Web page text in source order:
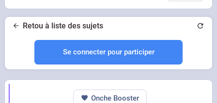
Retou à liste des sujets
Se connecter pour participer
Onche Booster